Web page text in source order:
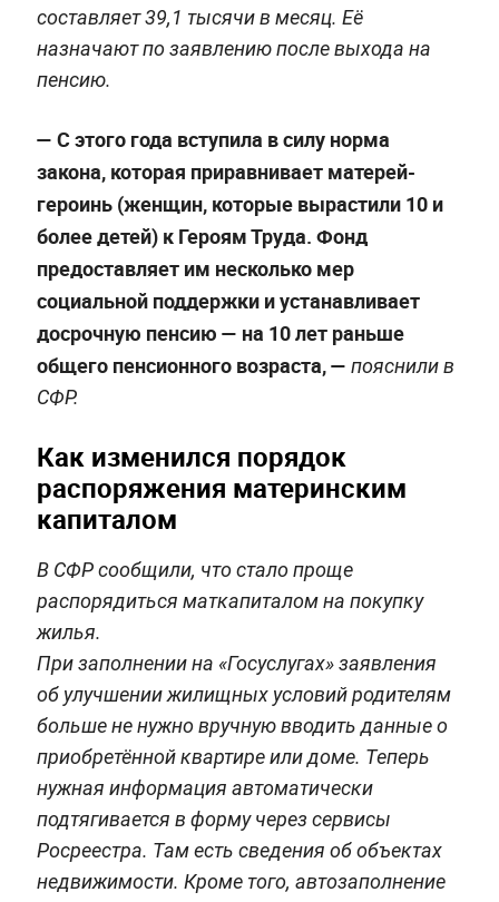
составляет 39,1 тысячи в месяц. Её
назначают по заявлению после выхода на
пенсию.
— С этого года вступила в силу норма
закона, которая приравнивает матерей-
героинь (женщин, которые вырастили 10 и
более детей) к Героям Труда. Фонд
предоставляет им несколько мер
социальной поддержки и устанавливает
досрочную пенсию — на 10 лет раньше
общего пенсионного возраста, — пояснили в
СФР.
Как изменился порядок
распоряжения материнским
капиталом
В СФР сообщили, что стало проще
распорядиться маткапиталом на покупку
жилья.
При заполнении на «Госуслугах» заявления
об улучшении жилищных условий родителям
больше не нужно вручную вводить данные о
приобретённой квартире или доме. Теперь
нужная информация автоматически
подтягивается в форму через сервисы
Росреестра. Там есть сведения об объектах
недвижимости. Кроме того, автозаполнение